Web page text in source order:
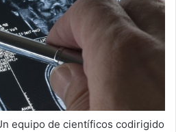
equipo de científicos codirigido